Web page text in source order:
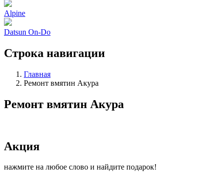
Alpine
Datsun On-Do
Строка навигации
Главная
Ремонт вмятин Акура
Ремонт вмятин Акура
Акция
нажмите на любое слово и найдите подарок!